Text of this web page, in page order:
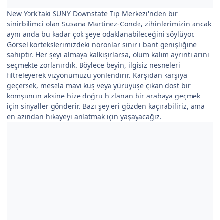
New York'taki SUNY Downstate Tıp Merkezi'nden bir
sinirbilimci olan Susana Martinez-Conde, zihinlerimizin ancak
aynı anda bu kadar çok şeye odaklanabileceğini söylüyor.
Görsel kortekslerimizdeki nöronlar sınırlı bant genişliğine
sahiptir. Her şeyi almaya kalkışırlarsa, ölüm kalım ayrıntılarını
seçmekte zorlanırdık. Böylece beyin, ilgisiz nesneleri
filtreleyerek vizyonumuzu yönlendirir. Karşıdan karşıya
geçersek, mesela mavi kuş veya yürüyüşe çıkan dost bir
komşunun aksine bize doğru hızlanan bir arabaya geçmek
için sinyaller gönderir. Bazı şeyleri gözden kaçırabiliriz, ama
en azından hikayeyi anlatmak için yaşayacağız.